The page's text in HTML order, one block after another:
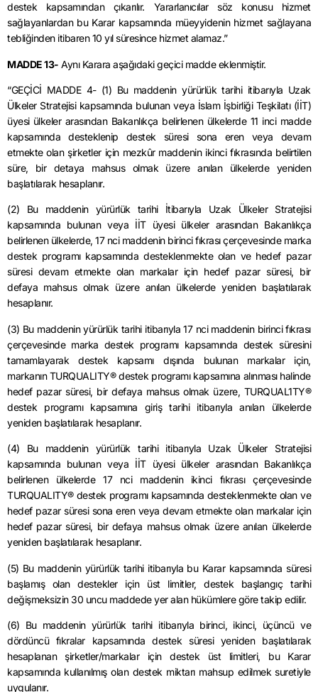
destek kapsamından çıkarılır. Yararlanıcılar söz konusu hizmet
sağlayanlardan bu Karar kapsamında müeyyidenin hizmet sağlayana
tebliğinden itibaren 10 yıl süresince hizmet alamaz.”
MADDE 13- Aynı Karara aşağıdaki geçici madde eklenmiştir.
“GEÇİCİ MADDE 4- (1) Bu maddenin yürürlük tarihi itibarıyla Uzak
Ülkeler Stratejisi kapsamında bulunan veya İslam İşbirliği Teşkilatı (İİT)
üyesi ülkeler arasından Bakanlıkça belirlenen ülkelerde 11 inci madde
kapsamında desteklenip destek süresi sona eren veya devam
etmekte olan şirketler için mezkûr maddenin ikinci fıkrasında belirtilen
süre, bir detaya mahsus olmak üzere anılan ülkelerde yeniden
başlatılarak hesaplanır.
(2) Bu maddenin yürürlük tarihi İtibarıyla Uzak Ülkeler Stratejisi
kapsamında bulunan veya İİT üyesi ülkeler arasından Bakanlıkça
belirlenen ülkelerde, 17 nci maddenin birinci fıkrası çerçevesinde marka
destek programı kapsamında desteklenmekte olan ve hedef pazar
süresi devam etmekte olan markalar için hedef pazar süresi, bir
defaya mahsus olmak üzere anılan ülkelerde yeniden başlatılarak
hesaplanır.
(3) Bu maddenin yürürlük tarihi itibarıyla 17 nci maddenin birinci fıkrası
çerçevesinde marka destek programı kapsamında destek süresini
tamamlayarak destek kapsamı dışında bulunan markalar için,
markanın TURQUALITY® destek programı kapsamına alınması halinde
hedef pazar süresi, bir defaya mahsus olmak üzere, TURQUAL1TY®
destek programı kapsamına giriş tarihi itibarıyla anılan ülkelerde
yeniden başlatılarak hesaplanır.
(4) Bu maddenin yürürlük tarihi itibarıyla Uzak Ülkeler Stratejisi
kapsamında bulunan veya İİT üyesi ülkeler arasından Bakanlıkça
belirlenen ülkelerde 17 nci maddenin ikinci fıkrası çerçevesinde
TURQUALITY® destek programı kapsamında desteklenmekte olan ve
hedef pazar süresi sona eren veya devam etmekte olan markalar için
hedef pazar süresi, bir defaya mahsus olmak üzere anılan ülkelerde
yeniden başlatılarak hesaplanır.
(5) Bu maddenin yürürlük tarihi itibarıyla bu Karar kapsamında süresi
başlamış olan destekler için üst limitler, destek başlangıç tarihi
değişmeksizin 30 uncu maddede yer alan hükümlere göre takip edilir.
(6) Bu maddenin yürürlük tarihi itibarıyla birinci, ikinci, üçüncü ve
dördüncü fıkralar kapsamında destek süresi yeniden başlatılarak
hesaplanan şirketler/markalar için destek üst limitleri, bu Karar
kapsamında kullanılmış olan destek miktarı mahsup edilmek suretiyle
uygulanır.